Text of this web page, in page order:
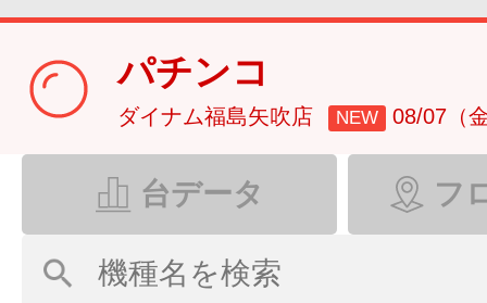
パチンコ
ダイナム福島矢吹店 NEW 08/07（
台データ フ